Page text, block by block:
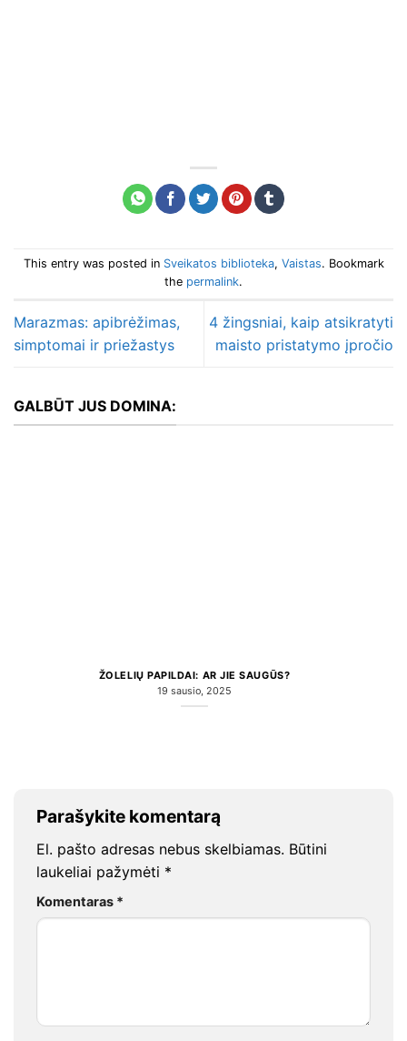
This entry was posted in Sveikatos biblioteka, Vaistas. Bookmark
the permalink.
Marazmas: apibrėžimas,
simptomai ir priežastys
4 žingsniai, kaip atsikratyti
maisto pristatymo įpročio
GALBŪT JUS DOMINA:
ŽOLELIŲ PAPILDAI: AR JIE SAUGŪS?
19 sausio, 2025
Parašykite komentarą
El. pašto adresas nebus skelbiamas. Būtini
laukeliai pažymėti *
Komentaras *